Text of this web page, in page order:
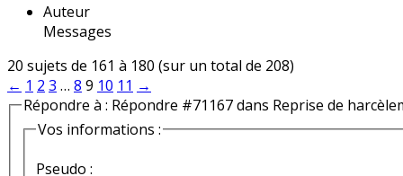
Auteur
Messages
20 sujets de 161 à 180 (sur un total de 208)
← 1 2 3 … 8 9 10 11 →
Répondre à : Répondre #71167 dans Reprise de
Vos informations :
Pseudo :